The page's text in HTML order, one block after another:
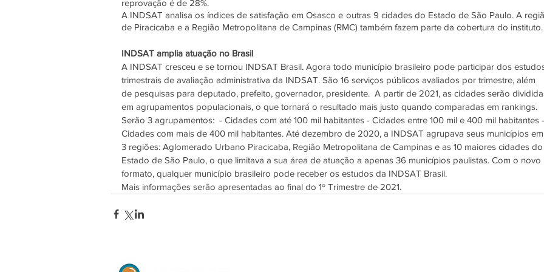
reprovação é de 28%.
A INDSAT analisa os índices de satisfação em Osasco e outras 9 cidades do Estado de São Paulo. A
de Piracicaba e a Região Metropolitana de Campinas (RMC) também fazem parte da cobertura do instituto.
INDSAT amplia atuação no Brasil
A INDSAT cresceu e se tornou INDSAT Brasil. Agora todo município brasileiro pode participar dos
trimestrais de avaliação administrativa da INDSAT. São 16 serviços públicos avaliados por trimestre, além
de pesquisas para deputado, prefeito, governador, presidente.  A partir de 2021, as cidades serão
em agrupamentos populacionais, o que tornará o resultado mais justo quando comparadas em rankings.
Serão 3 agrupamentos:  - Cidades com até 100 mil habitantes - Cidades entre 100 mil e 400 mil habitantes -
Cidades com mais de 400 mil habitantes. Até dezembro de 2020, a INDSAT agrupava seus municípios em
3 regiões: Aglomerado Urbano Piracicaba, Região Metropolitana de Campinas e as 10 maiores cidades do
Estado de São Paulo, o que limitava a sua área de atuação a apenas 36 municípios paulistas. Com o novo
formato, qualquer município brasileiro pode receber os estudos da INDSAT Brasil.
Mais informações serão apresentadas ao final do 1º Trimestre de 2021.